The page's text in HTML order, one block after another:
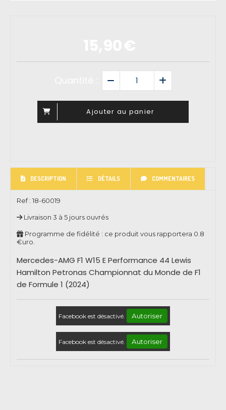
Ajouter au panier
DESCRIPTION DÉTAILS COMMENTAIRES
Ref : 18-60019
Livraison 3 à 5 jours ouvrés
Programme de fidélité : ce produit vous rapportera 0.8
€uro.
Mercedes-AMG F1 W15 E Performance 44 Lewis
Hamilton Petronas Championnat du Monde de F1
de Formule 1 (2024)
Facebook est désactivé. Autoriser
Facebook est désactivé. Autoriser